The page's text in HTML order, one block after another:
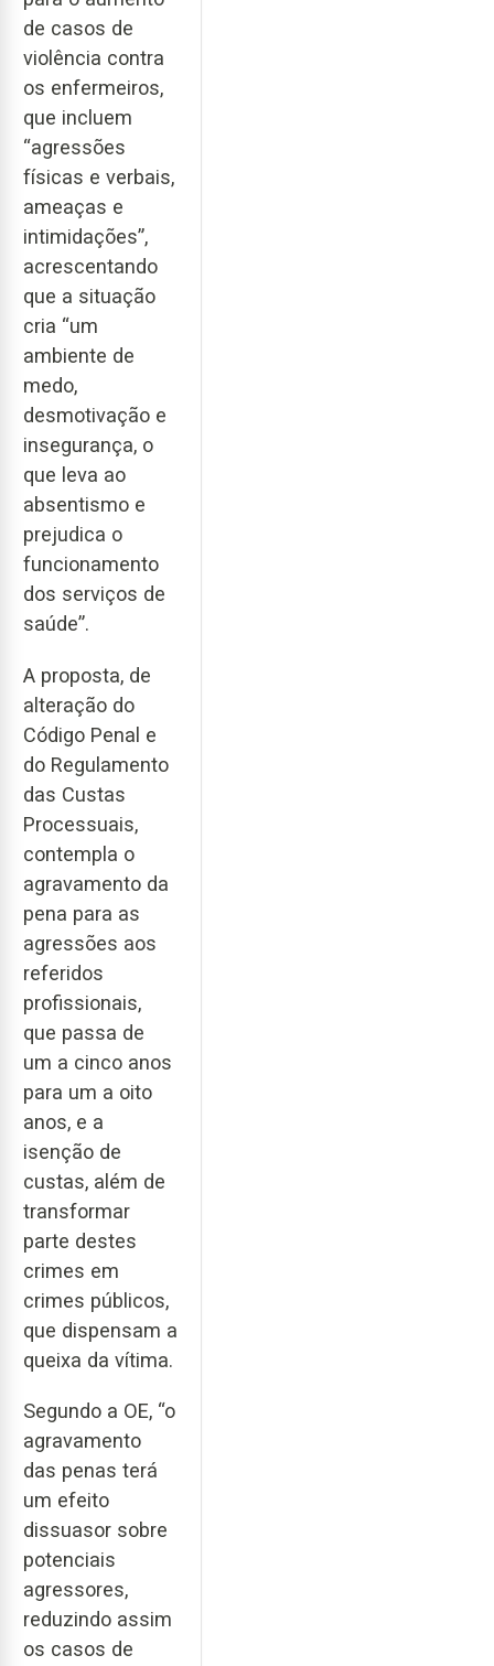
de casos de
violência contra
os enfermeiros,
que incluem
“agressões
físicas e verbais,
ameaças e
intimidações”,
acrescentando
que a situação
cria “um
ambiente de
medo,
desmotivação e
insegurança, o
que leva ao
absentismo e
prejudica o
funcionamento
dos serviços de
saúde”.
A proposta, de
alteração do
Código Penal e
do Regulamento
das Custas
Processuais,
contempla o
agravamento da
pena para as
agressões aos
referidos
profissionais,
que passa de
um a cinco anos
para um a oito
anos, e a
isenção de
custas, além de
transformar
parte destes
crimes em
crimes públicos,
que dispensam a
queixa da vítima.
Segundo a OE, “o
agravamento
das penas terá
um efeito
dissuasor sobre
potenciais
agressores,
reduzindo assim
os casos de